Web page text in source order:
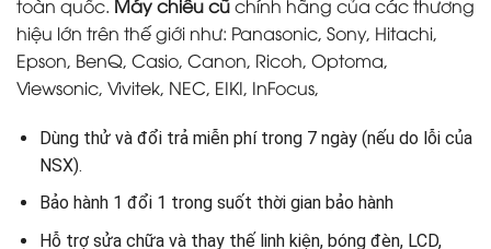
toàn quốc. Máy chiếu cũchính hãng của các thương
hiệu lớn trên thế giới như: Panasonic, Sony, Hitachi,
Epson, BenQ, Casio, Canon, Ricoh, Optoma,
Viewsonic, Vivitek, NEC, EIKI, InFocus,
Dùng thử và đổi trả miễn phí trong 7 ngày (nếu do lỗi của
NSX).
Bảo hành 1 đổi 1 trong suốt thời gian bảo hành
Hỗ trợ sửa chữa và thay thế linh kiện, bóng đèn, LCD,